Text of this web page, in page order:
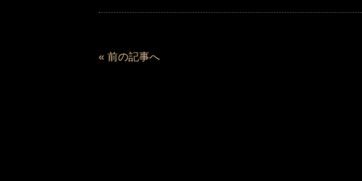
« 前の記事へ